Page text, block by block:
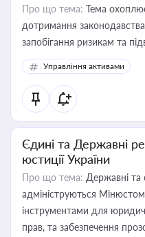
Про що тема: Тема
дотримання
запобігання ризикам та
Управління активами
Єдині та Державні
юстиції України
Про що тема: Державні та
адмініструються
інструментами для
прав, та забезпечення